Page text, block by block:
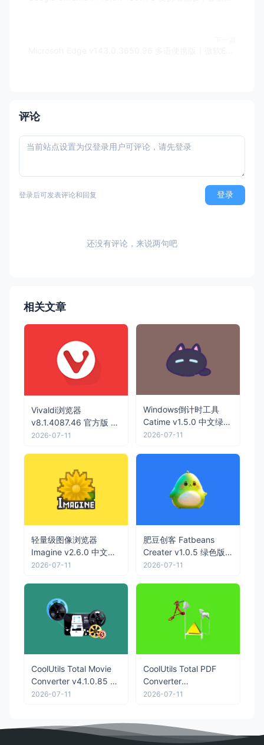
评论
登录后可发表评论和回复 登录
还没有评论，来说两句吧
相关文章
Vivaldi浏览器
v8.1.4087.46 官方版 跨
平台的免费浏览器
2026-07-11
Windows倒计时工具
Catime v1.5.0 中文绿色
版
2026-07-11
轻量级图像浏览器
Imagine v2.6.0 中文绿
色版
2026-07-11
肥豆创客 Fatbeans
Creater v1.0.5 绿色版
抓包改包工具
2026-07-11
CoolUtils Total Movie
Converter v4.1.0.85 多
语便携版
2026-07-11
CoolUtils Total PDF
Converter
v6.5.0.181 多语便携版
2026-07-11